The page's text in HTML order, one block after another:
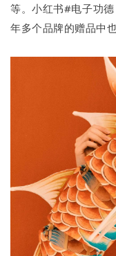
等。小红书#电子功
年多个品牌的赠品中